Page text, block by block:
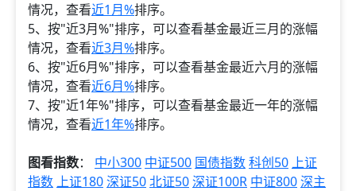
情况，查看近1月%排序。
5、按"近3月%"排序，可以查看基金最近三月的涨幅
情况，查看近3月%排序。
6、按"近6月%"排序，可以查看基金最近六月的涨幅
情况，查看近6月%排序。
7、按"近1年%"排序，可以查看基金最近一年的涨幅
情况，查看近1年%排序。
图看指数： 中小300 中证500 国债指数科创50 上证
指数 上证180深证50北证50深证100R 中证800深主